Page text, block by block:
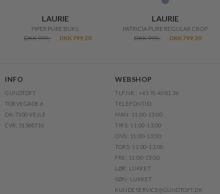
LAURIE
PIPER PURE BUKS
DKK 999,-
DKK 799,20
LAURIE
PATRICIA PURE REGULAR CROP
DKK 999,-
DKK 799,20
INFO
GUNDTOFT
TORVEGADE 6
DK-7100 VEJLE
CVR. 51568710
WEBSHOP
TLF.NR.: +45 76 40 81 36
TELEFONTID:
MAN: 11:00-13:00
TIRS: 11:00-13:00
ONS: 11:00-13:00
TORS: 11:00-13:00
FRE: 11:00-13:00
LØR: LUKKET
SØN: LUKKET
KUNDESERVICE@GUNDTOFT.DK